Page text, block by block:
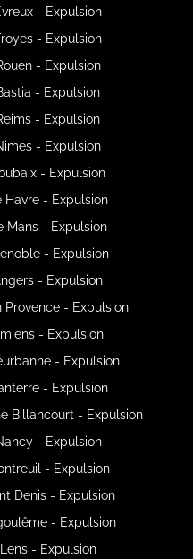
- Expulsion
- Expulsion
- Expulsion
- Expulsion
- Expulsion
- Expulsion
- Expulsion
Havre - Expulsion
Mans - Expulsion
- Expulsion
- Expulsion
Provence - Expulsion
- Expulsion
- Expulsion
- Expulsion
Billancourt - Expulsion
- Expulsion
- Expulsion
Denis - Expulsion
- Expulsion
- Expulsion